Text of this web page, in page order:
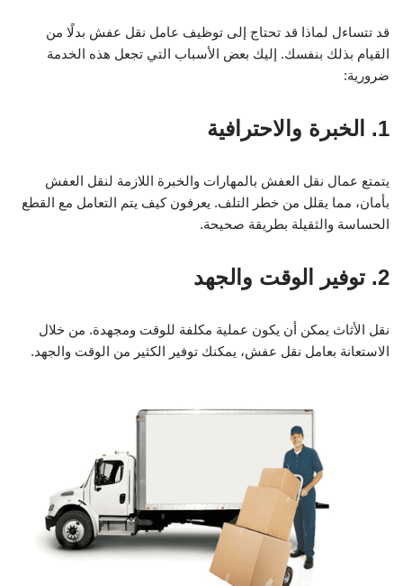
قد تتساءل لماذا قد تحتاج إلى توظيف عامل نقل عفش بدلًا من
القيام بذلك بنفسك. إليك بعض الأسباب التي تجعل هذه الخدمة
ضرورية:
1. الخبرة والاحترافية
يتمتع عمال نقل العفش بالمهارات والخبرة اللازمة لنقل العفش
بأمان، مما يقلل من خطر التلف. يعرفون كيف يتم التعامل مع القطع
الحساسة والثقيلة بطريقة صحيحة.
2. توفير الوقت والجهد
نقل الأثاث يمكن أن يكون عملية مكلفة للوقت ومجهدة. من خلال
الاستعانة بعامل نقل عفش، يمكنك توفير الكثير من الوقت والجهد.